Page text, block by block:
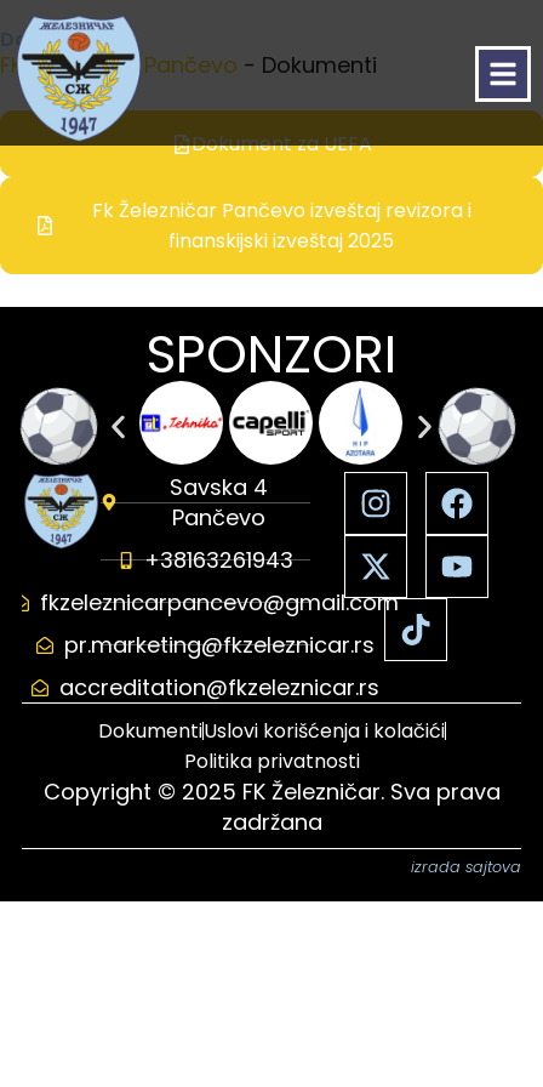
Dokumenti
FK Železničar Pančevo - Dokumenti
Dokument za UEFA
Fk Železničar Pančevo izveštaj revizora i
finanskijski izveštaj 2025
SPONZORI
Savska 4
Pančevo
+38163261943
fkzeleznicarpancevo@gmail.com
pr.marketing@fkzeleznicar.rs
accreditation@fkzeleznicar.rs
Copyright © 2025 FK Železničar. Sva prava
zadržana
DokumentiUslovi korišćenja i kolačići
Politika privatnosti
izrada sajtova